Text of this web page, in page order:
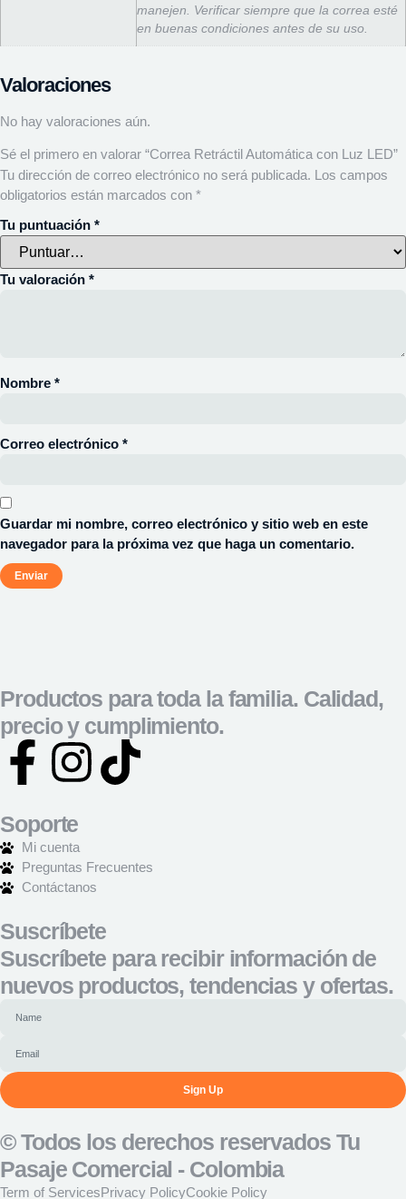
manejen. Verificar siempre que la correa esté
en buenas condiciones antes de su uso.
Valoraciones
No hay valoraciones aún.
Sé el primero en valorar “Correa Retráctil Automática con Luz LED”
Tu dirección de correo electrónico no será publicada. Los campos
obligatorios están marcados con *
Tu puntuación *
Tu valoración *
Nombre *
Correo electrónico *
Guardar mi nombre, correo electrónico y sitio web en este
navegador para la próxima vez que haga un comentario.
Productos para toda la familia. Calidad,
precio y cumplimiento.
Soporte
Mi cuenta
Preguntas Frecuentes
Contáctanos
Suscríbete
Suscríbete para recibir información de
nuevos productos, tendencias y ofertas.
Sign Up
© Todos los derechos reservados Tu
Pasaje Comercial - Colombia
Term of ServicesPrivacy PolicyCookie Policy